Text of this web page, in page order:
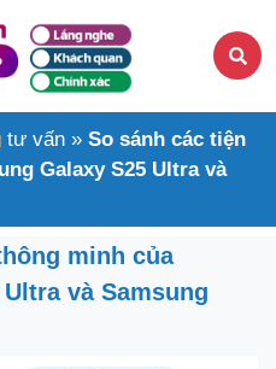
tư vấn » So sánh các tiện
Galaxy S25 Ultra và
minh của
và Samsung